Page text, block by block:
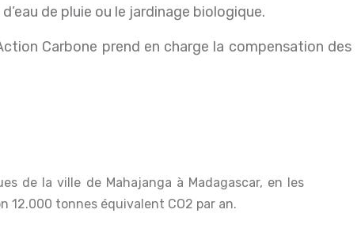
de pluie ou le jardinage biologique.
Carbone prend en charge la compensation des
12.000 tonnes équivalent CO2 par an.